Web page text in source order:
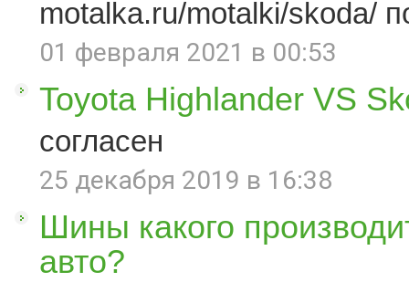
motalka.ru/motalki/skoda/
01 февраля 2021 в 00:53
Toyota Highlander VS
согласен
25 декабря 2019 в 16:38
Шины какого
авто?